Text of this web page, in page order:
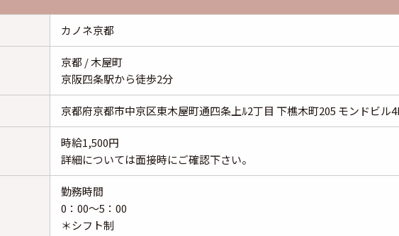
カノネ京都
京都 / 木屋町
京阪四条駅から徒歩2分
京都府京都市中京区東木屋町通四条上ﾙ2丁目 下樵木町205 モンドビル
時給1,500円
詳細については面接時にご確認下さい。
勤務時間
0：00～5：00
＊シフト制